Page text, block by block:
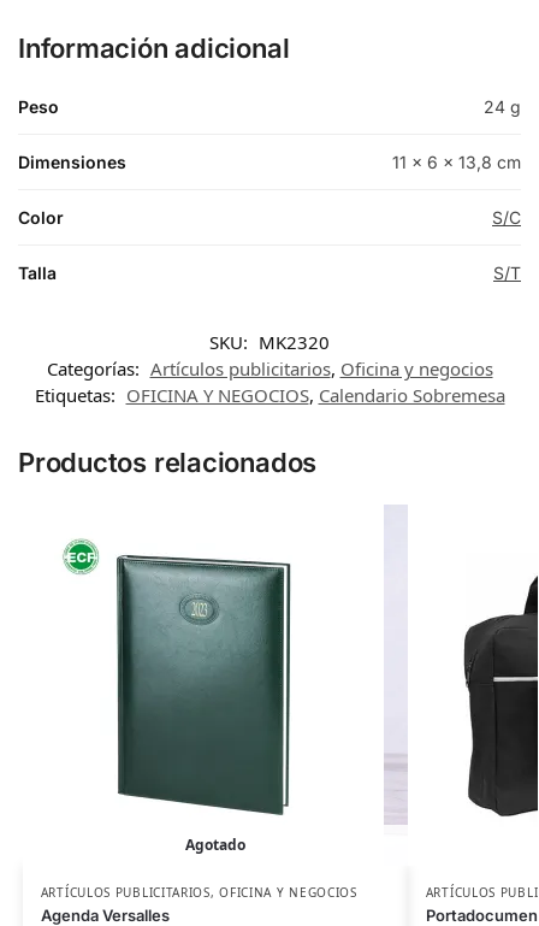
Información adicional
Peso 24 g
Dimensiones 11 × 6 × 13,8 cm
Color S/C
Talla S/T
SKU: MK2320
Categorías: Artículos publicitarios, Oficina y negocios
Etiquetas: OFICINA Y NEGOCIOS, Calendario Sobremesa
Productos relacionados
Agotado
ARTÍCULOS PUBLICITARIOS,OFICINA Y NEGOCIOS
Agenda Versalles
ARTÍCULOS